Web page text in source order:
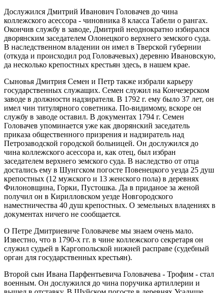
Дослужился Дмитрий Иванович Головачев до чина
коллежского асессора - чиновника 8 класса Табели о рангах.
Окончив службу в заводе, Дмитрий неоднократно избирался
дворянским заседателем Олонецкого верхнего земского суда.
В наследственном владении он имел в Тверской губернии
(откуда и происходил род Головачевых) деревню Ивановскую,
да несколько крепостных крестьян здесь, в нашем крае.
Сыновья Дмитрия Семен и Петр также избрали карьеру
государственных служащих. Семен служил на Кончезерском
заводе в должности надзирателя. В 1792 г. ему было 37 лет, он
имел чин титулярного советника. По-видимому, вскоре он
службу в заводе оставил. В документах 1794 г. Семен
Головачев упоминается уже как дворянский заседатель
приказа общественного призрения и надзиратель над
Петрозаводской городской больницей. Он дослужился до
чина коллежского асессора и, как отец, был избран
заседателем верхнего земского суда. В наследство от отца
достались ему в Шунгском погосте Повенецкого уезда 25 душ
крепостных (12 мужского и 13 женского пола) в деревнях
Филоновщина, Горки, Пустошка. Да в приданое за женой
получил он в Кирилловском уезде Новгородского
наместничества 40 душ крепостных. О земельных владениях в
документах ничего не сообщается.
О Петре Дмитриевиче Головачеве мы знаем очень мало.
Известно, что в 1790-х гг. в чине коллежского секретаря он
служил судьей в Каргопольской нижней расправе (судебный
орган для государственных крестьян).
Второй сын Ивана Парфентьевича Головачева - Трофим - стал
военным. Он дослужился до чина поручика артиллерии и